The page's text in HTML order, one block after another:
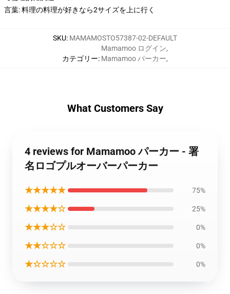
言葉: 料理の料理が好きなら2サイズを上に行く
SKU: MAMAMOSTO57387-02-DEFAULT
カテゴリー:
Mamamoo ログイン,
Mamamoo パーカー,
What Customers Say
4 reviews for Mamamoo パーカー - 署
名ロゴプルオーバーパーカー
★★★★★ 75%
★★★★☆ 25%
★★★☆☆ 0%
★★☆☆☆ 0%
★☆☆☆☆ 0%